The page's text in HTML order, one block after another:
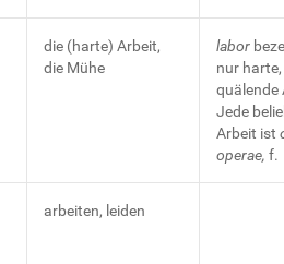
die (harte) Arbeit,
die Mühe
labor
nur harte,
quälende
Jede
Arbeit ist
operae, f.
arbeiten, leiden